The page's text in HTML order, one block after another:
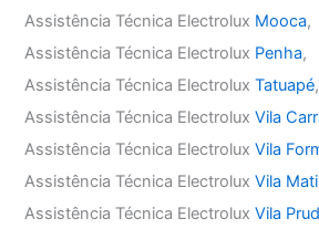
Assistência Técnica Electrolux Mooca,
Assistência Técnica Electrolux Penha,
Assistência Técnica ElectroluxTatuapé,
Assistência Técnica ElectroluxVila
Assistência Técnica ElectroluxVila
Assistência Técnica ElectroluxVila
Assistência Técnica ElectroluxVila